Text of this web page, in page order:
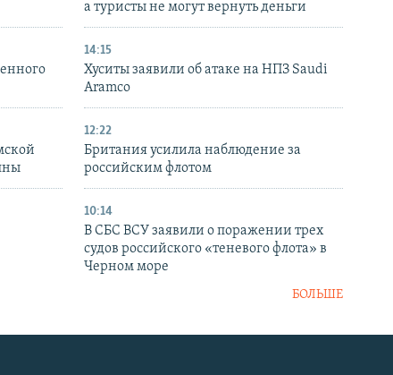
а туристы не могут вернуть деньги
14:15
Хуситы заявили об атаке на НПЗ Saudi
Aramco
12:22
Британия усилила наблюдение за
российским флотом
10:14
В СБС ВСУ заявили о поражении трех
судов российского «теневого флота» в
Черном море
БОЛЬШЕ